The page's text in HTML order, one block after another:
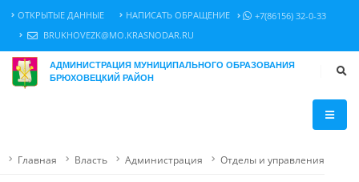
ОТКРЫТЫЕ ДАННЫЕ НАПИСАТЬ ОБРАЩЕНИЕ
+7(86156) 32-0-33
BRUKHOVEZK@MO.KRASNODAR.RU
АДМИНИСТРАЦИЯ МУНИЦИПАЛЬНОГО ОБРАЗОВАНИЯ
БРЮХОВЕЦКИЙ РАЙОН
Главная Власть Администрация Отделы и управления